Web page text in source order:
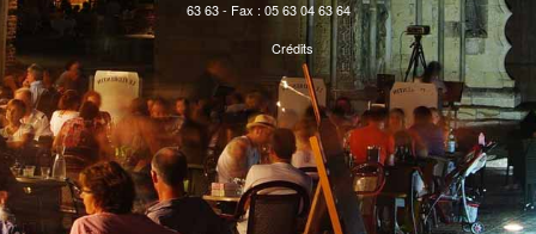
63 63 - Fax : 05 63 04 63 64
Crédits